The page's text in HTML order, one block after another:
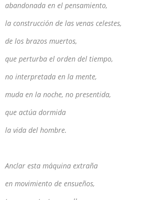
abandonada en el pensamiento,
la construcción de las venas celestes,
de los brazos muertos,
que perturba el orden del tiempo,
no interpretada en la mente,
muda en la noche, no presentida,
que actúa dormida
la vida del hombre.
Anclar esta máquina extraña
en movimiento de ensueños,